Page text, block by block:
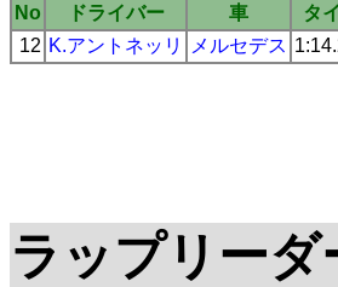
No ドライバー 車 タ
12 K.アントネッリ メルセデス
ラップリーダ